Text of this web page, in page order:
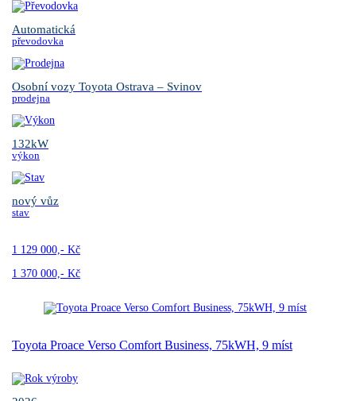
Automatická
převodovka
Osobní vozy Toyota Ostrava – Svinov
prodejna
132kW
výkon
nový vůz
stav
1 129 000,- Kč
1 370 000,- Kč
Toyota Proace Verso Comfort Business, 75kWH, 9 míst